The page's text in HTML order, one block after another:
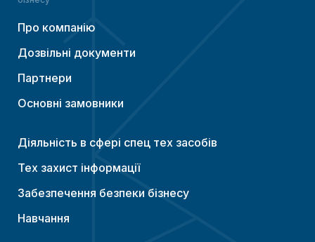
Про компанію
Дозвільні документи
Партнери
Основні замовники
Діяльність в сфері спец тех засобів
Тех захист інформації
Забезпечення безпеки бізнесу
Навчання